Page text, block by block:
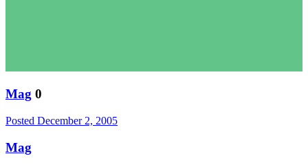
Mag 0
Posted December 2, 2005
Mag